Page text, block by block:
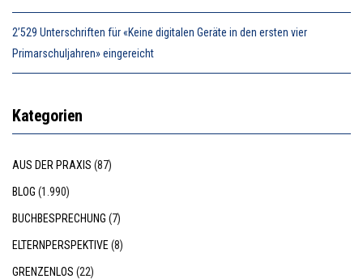
2’529 Unterschriften für «Keine digitalen Geräte in den ersten vier
Primarschuljahren» eingereicht
Kategorien
AUS DER PRAXIS (87)
BLOG (1.990)
BUCHBESPRECHUNG (7)
ELTERNPERSPEKTIVE (8)
GRENZENLOS (22)